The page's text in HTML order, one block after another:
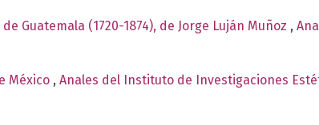
Guatemala (1720-1874), de Jorge Luján Muñoz ,
México , Anales del Instituto de Investigaciones